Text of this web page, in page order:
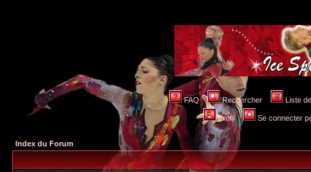
FAQ Rechercher Liste
Profil Se connecter
Index du Forum